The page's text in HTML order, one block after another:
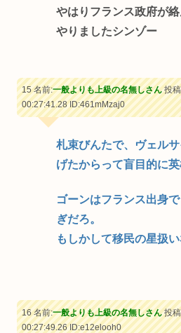
やはりフランス政府が
やりましたシンゾー
15 名前:一般よりも上級の名無しさん投
00:27:41.28ID:461mMzaj0
札束びんたで、ヴェル
げたからって盲目的に
ゴーンはフランス出身
ぎだろ。
もしかして移民の星扱い
16 名前:一般よりも上級の名無しさん投
00:27:49.26ID:e12elooh0